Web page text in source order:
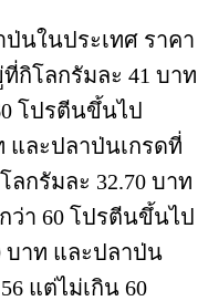
นประเทศ ราคา
กิโลกรัมละ 41 บาท
โปรตีนขึ้นไป
และปลาป่นเกรดที่
กรัมละ 32.70 บาท
ว่า 60 โปรตีนขึ้นไป
บาท และปลาป่น
แต่ไม่เกิน 60